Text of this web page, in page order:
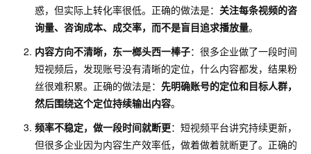
惑，但实际上转化率很低。正确的做法是： 关注每条视频的咨
询量、咨询成本、成交率，而不是盲目追求播放量。
内容方向不清晰，东一榔头西一棒子：很多企业做了一段时间
短视频后，发现账号没有清晰的定位，什么内容都发，结果粉
丝很难积累。正确的做法是： 先明确账号的定位和目标人群，
然后围绕这个定位持续输出内容。
频率不稳定，做一段时间就断更：短视频平台讲究持续更新，
但很多企业因为内容生产效率低，做着做着就断更了。正确的